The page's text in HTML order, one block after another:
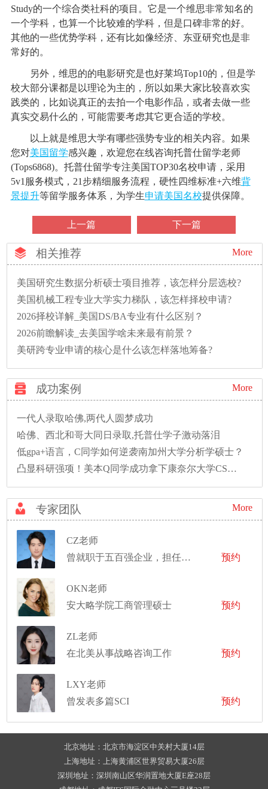
Study的一个综合类社科的项目。它是一个维思非常知名的
一个学科，也算一个比较难的学科，但是口碑非常的好。
其他的一些优势学科，还有比如像经济、东亚研究也是非
常好的。
另外，维思的的电影研究是也好莱坞Top10的，但是学
校大部分课都是以理论为主的，所以如果大家比较喜欢实
践类的，比如说真正的去拍一个电影作品，或者去做一些
真实交易什么的，可能需要考虑其它更合适的学校。
以上就是维思大学有哪些强势专业的相关内容。如果
您对美国留学感兴趣，欢迎您在线咨询托普仕留学老师
(Tops6868)。托普仕留学专注美国TOP30名校申请，采用
5v1服务模式，21步精细服务流程，硬性四维标准+六维背
景提升等留学服务体系，为学生申请美国名校提供保障。
上一篇 下一篇
相关推荐 More
美国研究生数据分析硕士项目推荐，该怎样分层选校?
美国机械工程专业大学实力梯队，该怎样择校申请?
2026择校详解_美国DS/BA专业有什么区别？
2026前瞻解读_去美国学啥未来最有前景？
美研跨专业申请的核心是什么该怎样落地筹备?
成功案例 More
一代人录取哈佛,两代人圆梦成功
哈佛、西北和哥大同日录取,托普仕学子激动落泪
低gpa+语言，C同学如何逆袭南加州大学分析学硕士？
凸显科研强项！美本Q同学成功拿下康奈尔大学CS硕士录取！
专家团队 More
CZ老师
曾就职于五百强企业，担任解决方案工程师
预约
OKN老师
安大略学院工商管理硕士
预约
ZL老师
在北美从事战略咨询工作
预约
LXY老师
曾发表多篇SCI
预约
北京地址：北京市海淀区中关村大厦14层
上海地址：上海黄浦区世界贸易大厦26层
深圳地址：深圳南山区华润置地大厦E座28层